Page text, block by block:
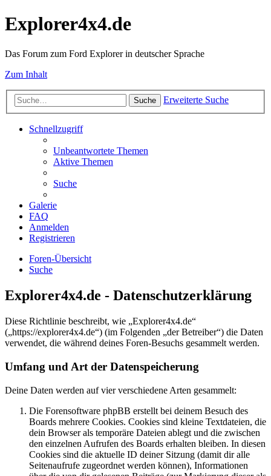
Explorer4x4.de
Das Forum zum Ford Explorer in deutscher Sprache
Zum Inhalt
Suche Erweiterte Suche
Schnellzugriff
Unbeantwortete Themen
Aktive Themen
Suche
Galerie
FAQ
Anmelden
Registrieren
Foren-Übersicht
Suche
Explorer4x4.de - Datenschutzerklärung
Diese Richtlinie beschreibt, wie „Explorer4x4.de“
(„https://explorer4x4.de“) (im Folgenden „der Betreiber“) die Daten
verwendet, die während deines Foren-Besuchs gesammelt werden.
Umfang und Art der Datenspeicherung
Deine Daten werden auf vier verschiedene Arten gesammelt:
Die Forensoftware phpBB erstellt bei deinem Besuch des
Boards mehrere Cookies. Cookies sind kleine Textdateien, die
dein Browser als temporäre Dateien ablegt und die zwischen
den einzelnen Aufrufen des Boards erhalten bleiben. In diesen
Cookies sind die aktuelle ID deiner Sitzung (damit dir alle
Seitenaufrufe zugeordnet werden können), Informationen